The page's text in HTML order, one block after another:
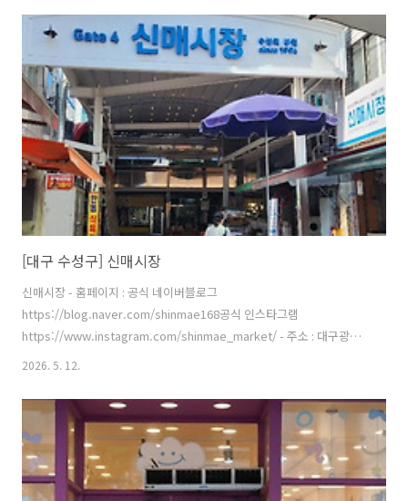
[대구 수성구] 신매시장
신매시장 - 홈페이지 : 공식 네이버블로그
https://blog.naver.com/shinmae168공식 인스타그램
https://www.instagram.com/shinmae_market/ - 주소 : 대구광역
시 수성구 신매로16길 24-9 (신매동)수성구 최고의 상설시장인 신매시
열린다. 공영주차장이 있고 옥상 완충녹지를 공원화하여 고객 쉼터로 이
용되고 있다. 디지털 전통시장 육성사업 추진하여 온라인 구매, 카카오
홍보 등 다양한 매체를 활용하여 판촉 활동을 하고 있고 자체 시장 브랜
드와 캐릭터를 제작 활용하여 홍보함에 따라 많은 고객이 방문하고 있고
외국인 관광 코스로도 인기가 있는 곳이다. ※ 소개 정보 - 장서는날 : 매
2026. 5. 12.